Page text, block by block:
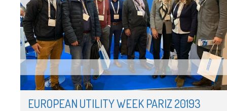
EUROPEAN UTILITY WEEK PARIZ 20193